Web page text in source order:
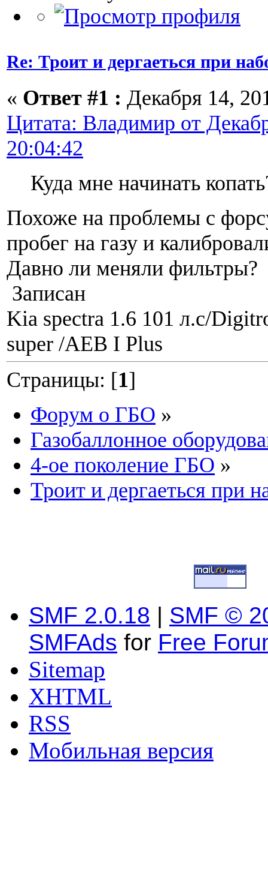
Re: Троит и дергаеться при
« Ответ #1 : Декабря 14,
Цитата: Владимир от
20:04:42
Куда мне начинать
Похоже на проблемы с
пробег на газу и
Давно ли меняли фильтры?
Записан
Kia spectra 1.6 101 л.c/
super /AEB I Plus
Страницы: [1]
Форум о ГБО »
Газобаллонное
4-ое поколение ГБО »
Троит и дергаеться при
SMF 2.0.18 | SMF ©
SMFAds for Free
Sitemap
XHTML
RSS
Мобильная версия